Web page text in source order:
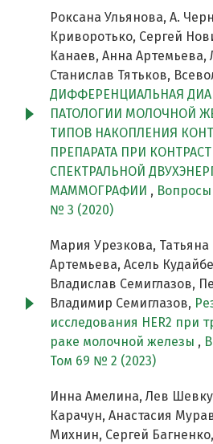
Роксана Ульянова, А.
Криворотько, Сергей
Канаев, Анна
Станислав Тятьков,
ДИФФЕРЕНЦИАЛЬНАЯ
ПАТОЛОГИИ МОЛОЧНОЙ
ТИПОВ НАКОПЛЕНИЯ
ПРЕПАРАТА ПРИ
СПЕКТРАЛЬНОЙ
МАММОГРАФИИ ,
№ 3 (2020)
Мария Урезкова, Татьяна
Артемьева, Асель
Владислав Семиглазов,
Владимир Семиглазов,
исследования HER2 при
раке молочной железы ,
Том 69 № 2 (2023)
Инна Амелина, Лев
Карачун, Анастасия
Михнин, Сергей